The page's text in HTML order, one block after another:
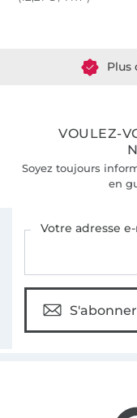
Plus
VOULEZ-
Soyez toujours
en
Votre adresse